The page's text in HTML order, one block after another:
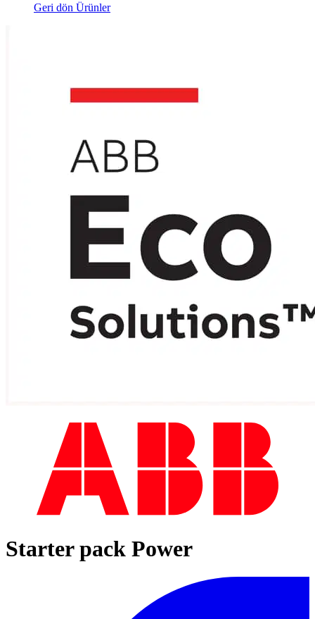
Geri dön Ürünler
Starter pack Power